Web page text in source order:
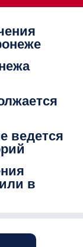
ведется
в